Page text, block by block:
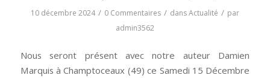
10 décembre 2024 / 0 Commentaires / dansActualité / par
admin3562
Nous seront présent avec notre auteur Damien
Marquis à Champtoceaux (49) ce Samedi 15 Décembre